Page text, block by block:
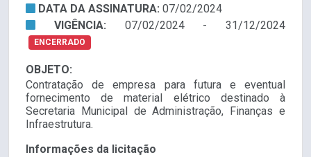
DATA DA ASSINATURA: 07/02/2024
VIGÊNCIA: 07/02/2024 - 31/12/2024
ENCERRADO
OBJETO:
Contratação de empresa para futura e eventual
fornecimento de material elétrico destinado à
Secretaria Municipal de Administração, Finanças e
Infraestrutura.
Informações da licitação